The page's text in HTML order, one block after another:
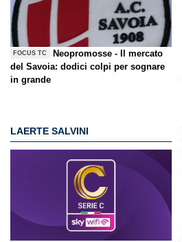
FOCUS TC
Neopromosse - Il mercato
del Savoia: dodici colpi per sognare
in grande
LAERTE SALVINI